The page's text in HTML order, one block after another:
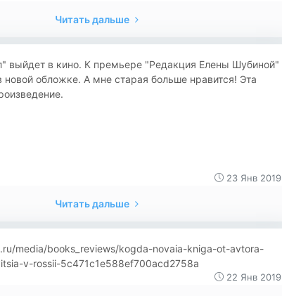
Читать дальше
выйдет в кино. К премьере "Редакция Елены Шубиной"
новой обложке. А мне старая больше нравится! Эта
23 Янв 2019
Читать дальше
media/books_reviews/kogda-novaia-kniga-ot-avtora-
v-rossii-5c471c1e588ef700acd2758a
22 Янв 2019